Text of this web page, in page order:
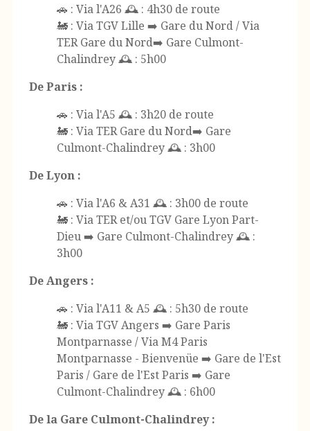
🚗 : Via l'A26 🕰️ : 4h30 de route
🚂 : Via TGV Lille ➡️ Gare du Nord / Via
TER Gare du Nord➡️ Gare Culmont-
Chalindrey 🕰️ : 5h00
De Paris :
🚗 : Via l'A5 🕰️ : 3h20 de route
🚂 : Via TER Gare du Nord➡️ Gare
Culmont-Chalindrey 🕰️ : 3h00
De Lyon :
🚗 : Via l'A6 & A31 🕰️ : 3h00 de route
🚂 : Via TER et/ou TGV Gare Lyon Part-
Dieu ➡️ Gare Culmont-Chalindrey 🕰️ :
3h00
De Angers :
🚗 : Via l'A11 & A5 🕰️ : 5h30 de route
🚂 : Via TGV Angers ➡️ Gare Paris
Montparnasse / Via M4 Paris
Montparnasse - Bienvenüe ➡️ Gare de l'Est
Paris / Gare de l'Est Paris ➡️ Gare
Culmont-Chalindrey 🕰️ : 6h00
De la Gare Culmont-Chalindrey :